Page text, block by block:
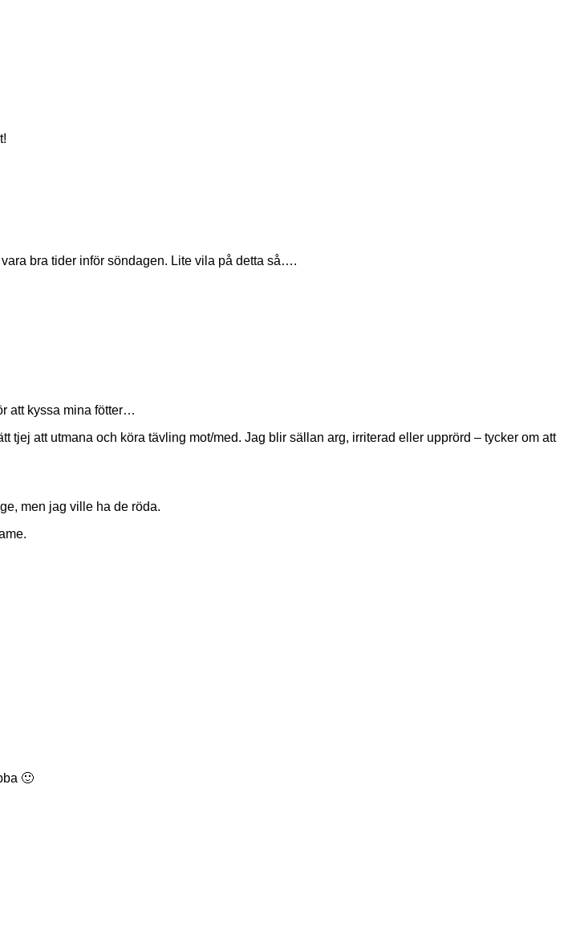
bra tider inför söndagen. Lite vila på detta så….
att kyssa mina fötter…
tjej att utmana och köra tävling mot/med. Jag blir sällan arg, irriterad eller upprörd – tycker om att
men jag ville ha de röda.
🙂